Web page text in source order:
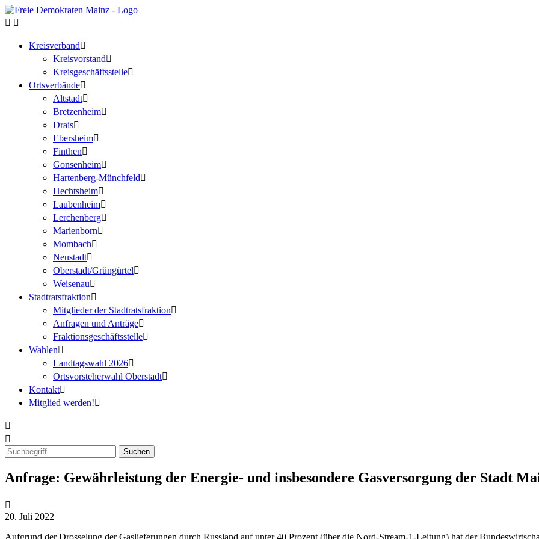
Kreisverband
Kreisvorstand
Kreisgeschäftsstelle
Ortsverbände
Altstadt
Bretzenheim
Drais
Ebersheim
Finthen
Gonsenheim
Hartenberg-Münchfeld
Hechtsheim
Laubenheim
Lerchenberg
Marienborn
Mombach
Neustadt
Oberstadt/Grüngürtel
Weisenau
Stadtratsfraktion
Mitglieder der Stadtratsfraktion
Anfragen und Anträge
Fraktionsgeschäftsstelle
Wahlen
Landtagswahl 2026
Ortsvorsteherwahl Oberstadt
Kontakt
Mitglied werden!
Anfrage: Gewährleistung der Energie- und insbesondere Gasversorgung der Stadt
20. Juli 2022
Aufgrund der Drosselung der Gaslieferungen durch Russland auf unter 40 Prozent (über die Nord-Stream-1-Leitung) hat der